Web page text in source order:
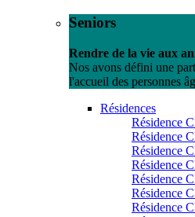
Seniors
Rendre de la vie aux
Nos avons défini une
l'accueil des personnes
Résidences
Résidence
Résidence
Résidence
Résidence
Résidence
Résidence
Résidence